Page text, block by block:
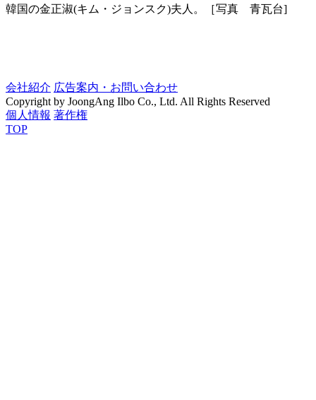
韓国の金正淑(キム・ジョンスク)夫人。［写真 青瓦台]
会社紹介 広告案内・お問い合わせ
Copyright by JoongAng Ilbo Co., Ltd. All Rights Reserved
個人情報 著作権
TOP